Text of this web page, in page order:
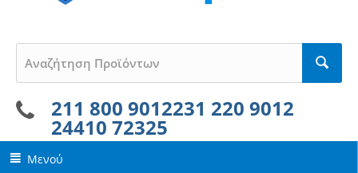
211 800 9012231 220 9012
24410 72325
Μενού